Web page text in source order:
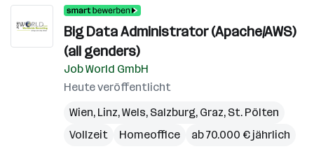
Big Data Administrator (Apache/AWS)
(all genders)
Job World GmbH
Heute veröffentlicht
Wien, Linz,Wels, Salzburg, Graz, St. Pölten
Vollzeit
Homeoffice ab 70.000 € jährlich